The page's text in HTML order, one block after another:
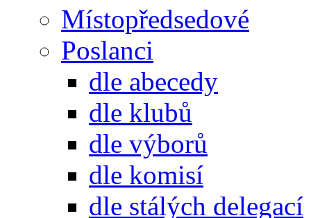
Místopředsedové
Poslanci
dle abecedy
dle klubů
dle výborů
dle komisí
dle stálých delegací